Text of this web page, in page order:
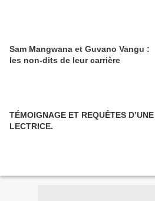
Sam Mangwana et Guvano Vangu :
les non-dits de leur carrière
TÉMOIGNAGE ET REQUÊTES D’UNE
LECTRICE.